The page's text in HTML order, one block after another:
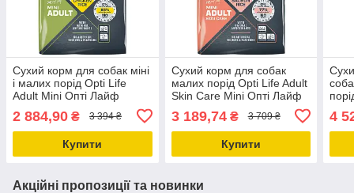
Сухий корм для собак міні
і малих порід Opti Life
Adult Mini Опті Лайф
Едалт Міні з куркою 7.5кг
(311462)
2 884,90 ₴ 3 394 ₴
Купити
Сухий корм для собак
малих порід Opti Life Adult
Skin Care Mini Опті Лайф
Едалт Скін Кеа міні лосось
7.5кг
3 189,74₴ 3 709 ₴
Купити
4
Акційні пропозиції та новинки